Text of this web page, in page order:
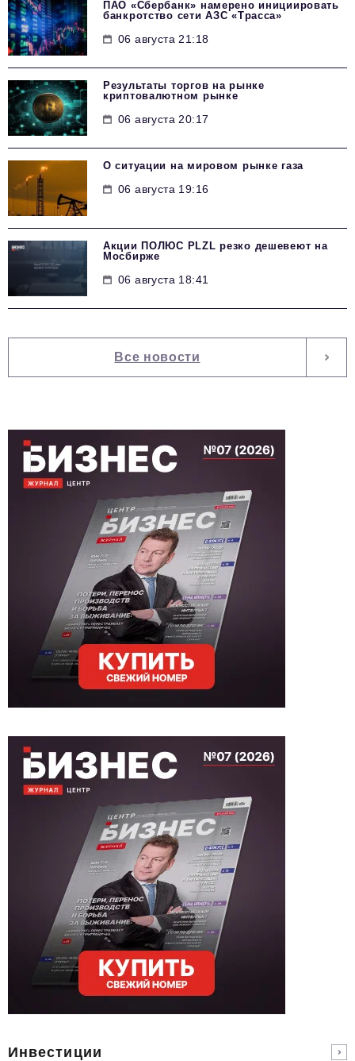
ПАО «Сбербанк» намерено инициировать
банкротство сети АЗС «Трасса»
06 августа 21:18
Результаты торгов на рынке
криптовалютном рынке
06 августа 20:17
О ситуации на мировом рынке газа
06 августа 19:16
Акции ПОЛЮС PLZL резко дешевеют на
Мосбирже
06 августа 18:41
Все новости
Инвестиции